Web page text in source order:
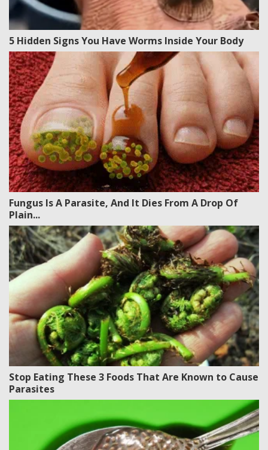
5 Hidden Signs You Have Worms Inside Your Body
Fungus Is A Parasite, And It Dies From A Drop Of
Plain...
Stop Eating These 3 Foods That Are Known to Cause
Parasites